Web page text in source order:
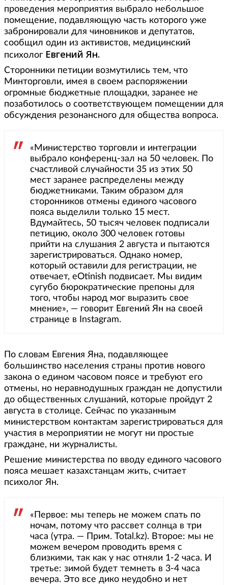
проведения мероприятия выбрало небольшое
помещение, подавляющую часть которого уже
забронировали для чиновников и депутатов,
сообщил один из активистов, медицинский
психолог Евгений Ян.
Сторонники петиции возмутились тем, что
Минторговли, имея в своем распоряжении
огромные бюджетные площадки, заранее не
позаботилось о соответствующем помещении для
обсуждения резонансного для общества вопроса.
«Министерство торговли и интеграции
выбрало конференц-зал на 50 человек. По
счастливой случайности 35 из этих 50
мест заранее распределены между
бюджетниками. Таким образом для
сторонников отмены единого часового
пояса выделили только 15 мест.
Вдумайтесь, 50 тысяч человек подписали
петицию, около 300 человек готовы
прийти на слушания 2 августа и пытаются
зарегистрироваться. Однако номер,
который оставили для регистрации, не
отвечает, eOtinish подвисает. Мы видим
сугубо бюрократические препоны для
того, чтобы народ мог выразить свое
мнение», — говорит Евгений Ян на своей
странице в Instagram.
По словам Евгения Яна, подавляющее
большинство населения страны против нового
закона о едином часовом поясе и требуют его
отмены, но неравнодушных граждан не допустили
до общественных слушаний, которые пройдут 2
августа в столице. Сейчас по указанным
министерством контактам зарегистрироваться для
участия в мероприятии не могут ни простые
граждане, ни журналисты.
Решение министерства по вводу единого часового
пояса мешает казахстанцам жить, считает
психолог Ян.
«Первое: мы теперь не можем спать по
ночам, потому что рассвет солнца в три
часа (утра. — Прим. Total.kz). Второе: мы не
можем вечером проводить время с
близкими, так как у нас отняли 1-2 часа. И
третье: зимой будет темнеть в 3-4 часа
вечера. Это все дико неудобно и нет